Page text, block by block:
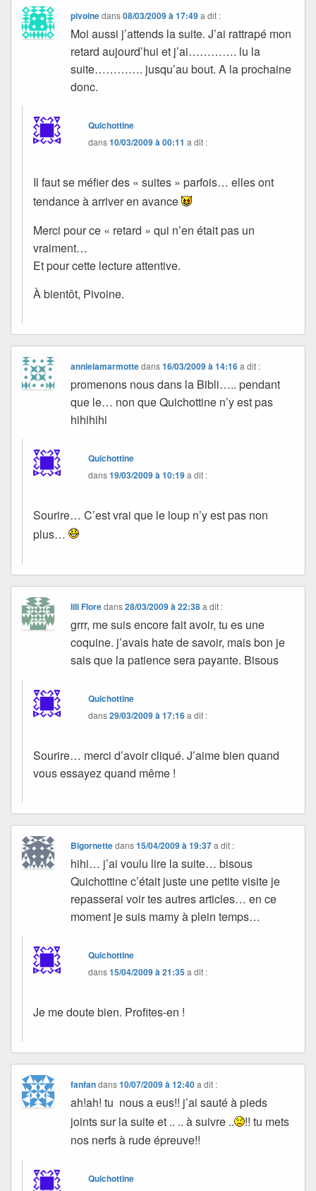
pivoinedans08/03/2009 à 17:49 a dit :
Moi aussi j’attends la suite. J’ai rattrapé mon
retard aujourd’hui et j’ai…………. lu la
suite…………. jusqu’au bout. A la prochaine
donc.
Quichottine
dans10/03/2009 à 00:11 a dit :
Il faut se méfier des « suites » parfois… elles ont
tendance à arriver en avance
Merci pour ce « retard » qui n’en était pas un
vraiment…
Et pour cette lecture attentive.
À bientôt, Pivoine.
annielamarmottedans16/03/2009 à 14:16 a dit :
promenons nous dans la Bibli….. pendant
que le… non que Quichottine n’y est pas
hihihihi
Quichottine
dans19/03/2009 à 10:19a dit :
Sourire… C’est vrai que le loup n’y est pas non
plus…
lili Floredans28/03/2009 à 22:38 a dit :
grrr, me suis encore fait avoir, tu es une
coquine. j’avais hate de savoir, mais bon je
sais que la patience sera payante. Bisous
Quichottine
dans29/03/2009 à 17:16a dit :
Sourire… merci d’avoir cliqué. J’aime bien quand
vous essayez quand même !
Bigornettedans15/04/2009 à 19:37 a dit :
hihi… j’ai voulu lire la suite… bisous
Quichottine c’était juste une petite visite je
repasserai voir tes autres articles… en ce
moment je suis mamy à plein temps…
Quichottine
dans15/04/2009 à 21:35a dit :
Je me doute bien. Profites-en !
fanfandans10/07/2009 à 12:40 a dit :
ah!ah! tu nous a eus!! j’ai sauté à pieds
joints sur la suite et .. .. à suivre ..
!! tu mets
nos nerfs à rude épreuve!!
Quichottine